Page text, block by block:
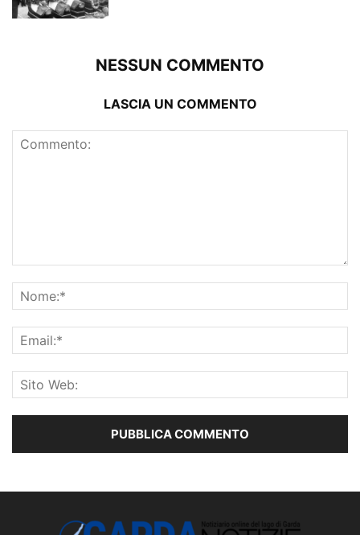
NESSUN COMMENTO
LASCIA UN COMMENTO